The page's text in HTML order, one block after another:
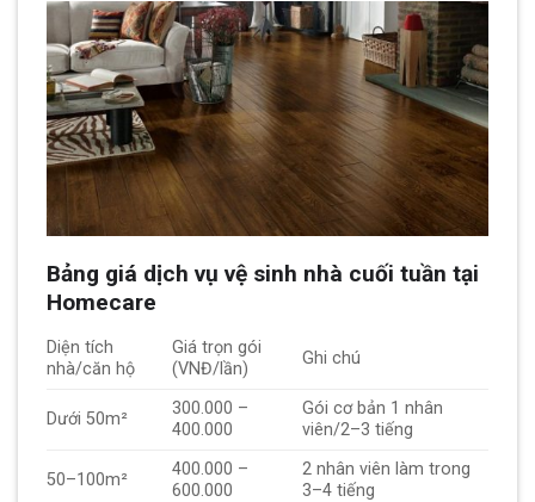
Bảng giá dịch vụ vệ sinh nhà cuối tuần tại
Homecare
Diện tích
nhà/căn hộ
Giá trọn gói
(VNĐ/lần)
Ghi chú
Dưới 50m²
300.000 –
400.000
Gói cơ bản 1 nhân
viên/2–3 tiếng
50–100m²
400.000 –
600.000
2 nhân viên làm trong
3–4 tiếng